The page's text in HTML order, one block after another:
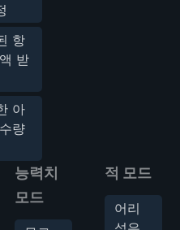
항
받
아
량
능력치
모드
적 모드
어리